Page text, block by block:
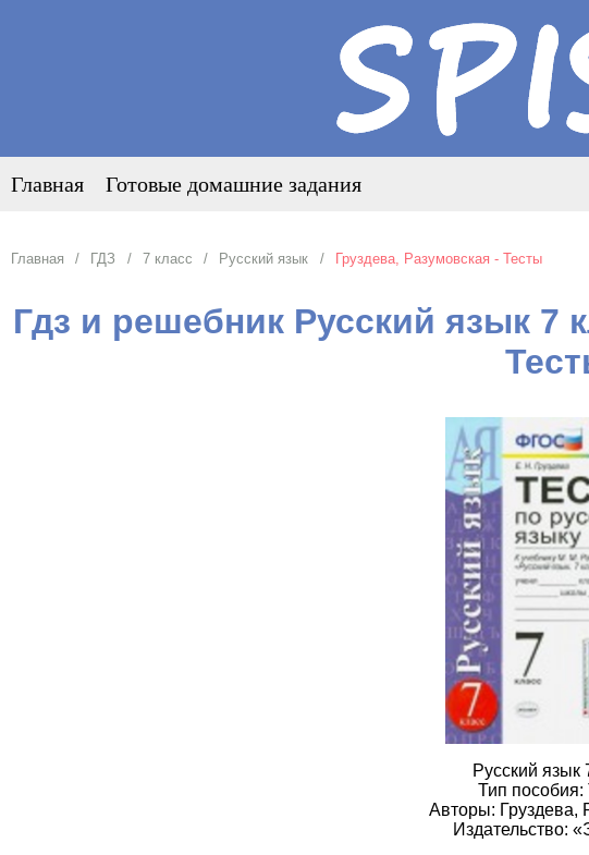
Главная Готовые домашние задания
Главная ГДЗ 7 класс Русский язык Груздева, Разумовская - Тесты
Гдз и решебник Русский язык 7
Русский язык
Тип пособия:
Авторы: Груздева,
Издательство: